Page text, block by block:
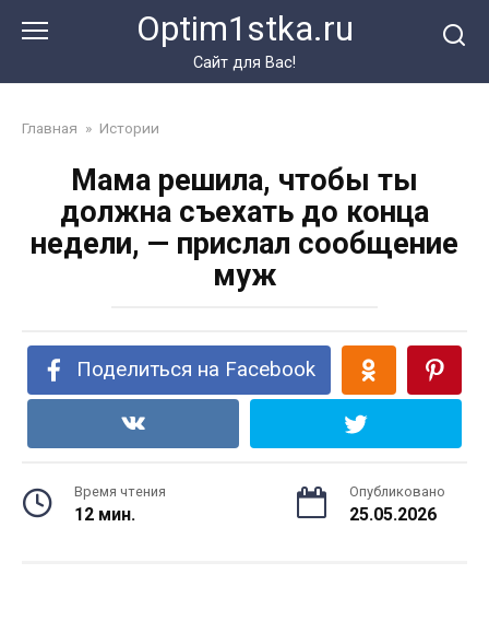
Optim1stka.ru
Сайт для Вас!
Главная » Истории
Мама решила, чтобы ты
должна съехать до конца
недели, — прислал сообщение
муж
Поделиться на Facebook
Время чтения
12 мин.
Опубликовано
25.05.2026